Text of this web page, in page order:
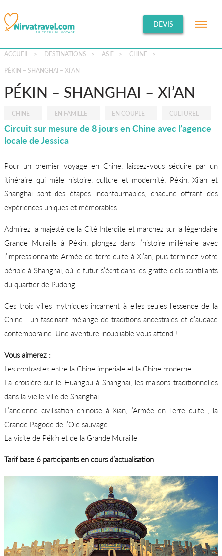
DEVIS
ACCUEIL > DESTINATIONS > ASIE > CHINE >
PÉKIN – SHANGHAI – XI’AN
PÉKIN – SHANGHAI – XI’AN
CHINE EN FAMILLE EN COUPLE CULTUREL
Circuit sur mesure de 8 jours en Chine avec l’agence
locale de Jessica
Pour un premier voyage en Chine, laissez-vous séduire par un
itinéraire qui mêle histoire, culture et modernité. Pékin, Xi’an et
Shanghai sont des étapes incontournables, chacune offrant des
expériences uniques et mémorables.
Admirez la majesté de la Cité Interdite et marchez sur la légendaire
Grande Muraille à Pékin, plongez dans l’histoire millénaire avec
l’impressionnante Armée de terre cuite à Xi’an, puis terminez votre
périple à Shanghai, où le futur s’écrit dans les gratte-ciels scintillants
du quartier de Pudong.
Ces trois villes mythiques incarnent à elles seules l’essence de la
Chine : un fascinant mélange de traditions ancestrales et d’audace
contemporaine. Une aventure inoubliable vous attend !
Vous aimerez :
Les contrastes entre la Chine impériale et la Chine moderne
La croisière sur le Huangpu à Shanghai, les maisons traditionnelles
dans la vielle ville de Shanghai
L’ancienne civilisation chinoise à Xian, l’Armée en Terre cuite , la
Grande Pagode de l’Oie sauvage
La visite de Pékin et de la Grande Muraille
Tarif base 6 participants en cours d’actualisation